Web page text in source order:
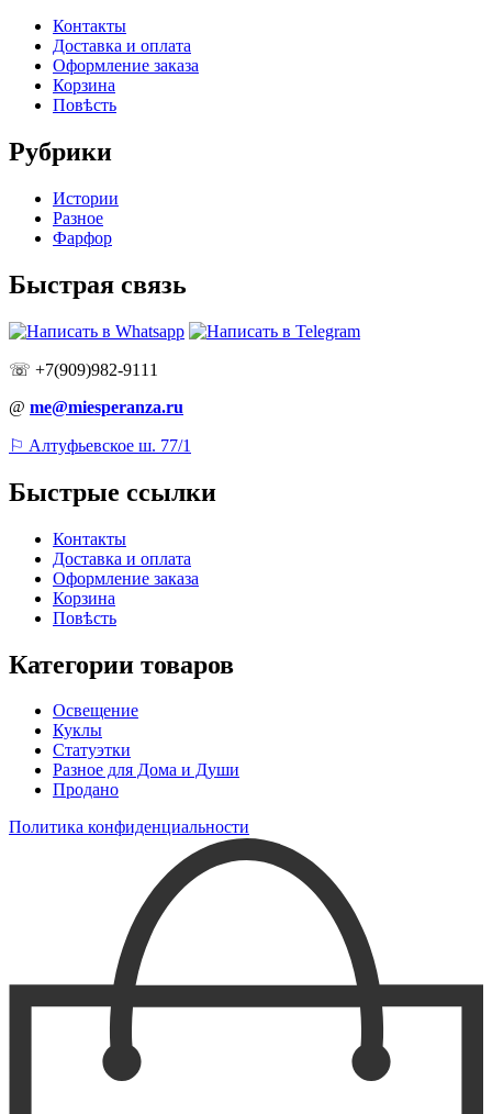
Контакты
Доставка и оплата
Оформление заказа
Корзина
Повѣсть
Рубрики
Истории
Разное
Фарфор
Быстрая связь
☏ +7(909)982-9111
@ me@miesperanza.ru
⚐ Алтуфьевское ш. 77/1
Быстрые ссылки
Контакты
Доставка и оплата
Оформление заказа
Корзина
Повѣсть
Категории товаров
Освещение
Куклы
Статуэтки
Разное для Дома и Души
Продано
Политика конфиденциальности